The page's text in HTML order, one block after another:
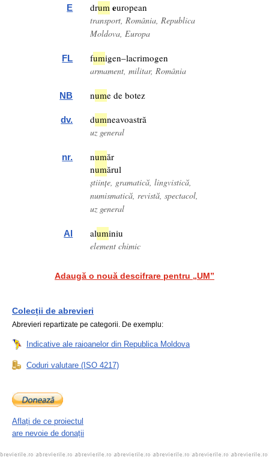
E drum european
transport, România, Republica
Moldova, Europa
FL fumigen–lacrimogen
armament, militar, România
NB nume de botez
dv. dumneavoastră
uz general
nr. număr
numărul
științe, gramatică, lingvistică,
numismatică, revistă, spectacol,
uz general
Al aluminiu
element chimic
Adaugă o nouă descifrare pentru „UM”
Colecții de abrevieri
Abrevieri repartizate pe categorii. De exemplu:
Indicative ale raioanelor din Republica Moldova
Coduri valutare (ISO 4217)
Aflați de ce proiectul
are nevoie de donații